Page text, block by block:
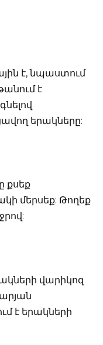
է, նպաստում
է
երակները:
քսեք
մերսեք: Թողեք
վարիկոզ
է երակների